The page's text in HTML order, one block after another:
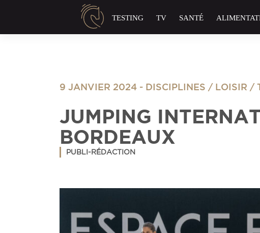
TESTING TV SANTÉ
9 JANVIER 2024 - DISCIPLINES / LOISIR /
JUMPING
BORDEAUX
PUBLI-RÉDACTION
Panneau de gestion des cookies